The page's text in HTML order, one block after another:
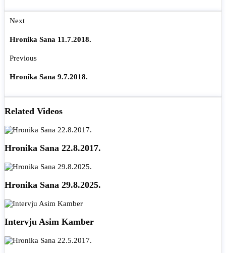
Next
Hronika Sana 11.7.2018.
Previous
Hronika Sana 9.7.2018.
Related Videos
Hronika Sana 22.8.2017.
Hronika Sana 29.8.2025.
Intervju Asim Kamber